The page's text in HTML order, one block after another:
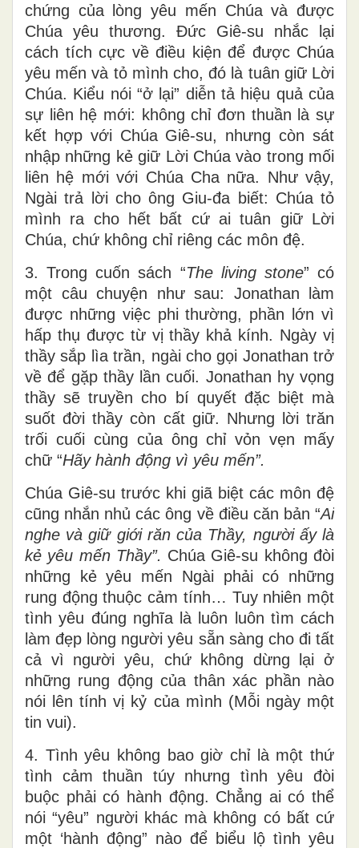
chứng của lòng yêu mến Chúa và được
Chúa yêu thương. Đức Giê-su nhắc lại
cách tích cực về điều kiện để được Chúa
yêu mến và tỏ mình cho, đó là tuân giữ Lời
Chúa. Kiểu nói “ở lại” diễn tả hiệu quả của
sự liên hệ mới: không chỉ đơn thuần là sự
kết hợp với Chúa Giê-su, nhưng còn sát
nhập những kẻ giữ Lời Chúa vào trong mối
liên hệ mới với Chúa Cha nữa. Như vậy,
Ngài trả lời cho ông Giu-đa biết: Chúa tỏ
mình ra cho hết bất cứ ai tuân giữ Lời
Chúa, chứ không chỉ riêng các môn đệ.
3. Trong cuốn sách “The living stone” có
một câu chuyện như sau: Jonathan làm
được những việc phi thường, phần lớn vì
hấp thụ được từ vị thầy khả kính. Ngày vị
thầy sắp lìa trần, ngài cho gọi Jonathan trở
về để gặp thầy lần cuối. Jonathan hy vọng
thầy sẽ truyền cho bí quyết đặc biệt mà
suốt đời thầy còn cất giữ. Nhưng lời trăn
trối cuối cùng của ông chỉ vỏn vẹn mấy
chữ “Hãy hành động vì yêu mến”.
Chúa Giê-su trước khi giã biệt các môn đệ
cũng nhắn nhủ các ông về điều căn bản “Ai
nghe và giữ giới răn của Thầy, người ấy là
kẻ yêu mến Thầy”. Chúa Giê-su không đòi
những kẻ yêu mến Ngài phải có những
rung động thuộc cảm tính… Tuy nhiên một
tình yêu đúng nghĩa là luôn luôn tìm cách
làm đẹp lòng người yêu sẵn sàng cho đi tất
cả vì người yêu, chứ không dừng lại ở
những rung động của thân xác phần nào
nói lên tính vị kỷ của mình (Mỗi ngày một
tin vui).
4. Tình yêu không bao giờ chỉ là một thứ
tình cảm thuần túy nhưng tình yêu đòi
buộc phải có hành động. Chẳng ai có thể
nói “yêu” người khác mà không có bất cứ
một ‘hành động” nào để biểu lộ tình yêu